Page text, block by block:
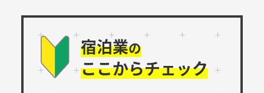
宿泊業の
ここからチェック